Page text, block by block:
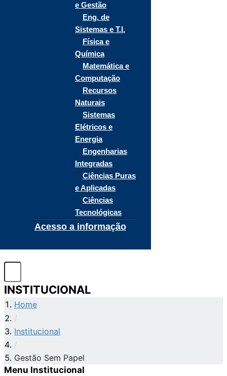
e Gestão
Eng. de
Sistemas e T.I.
Física e
Química
Matemática e
Computação
Recursos
Naturais
Sistemas
Elétricos e
Energia
Engenharias
Integradas
Ciências Puras
e Aplicadas
Ciências
Tecnológicas
Acesso a informação
INSTITUCIONAL
Home
/
Institucional
/
Gestão Sem Papel
Menu Institucional